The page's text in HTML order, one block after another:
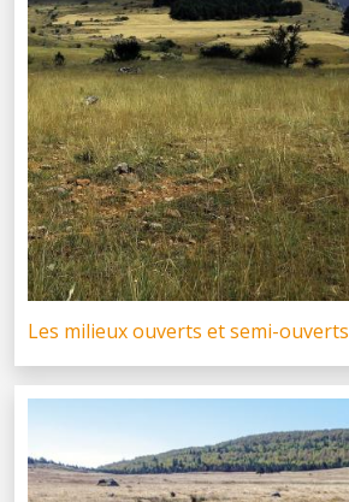
Les milieux ouverts et semi-ouverts